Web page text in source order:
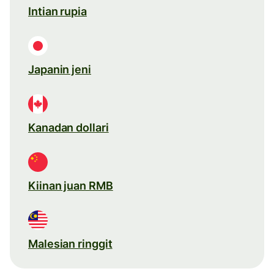
Intian rupia
Japanin jeni
Kanadan dollari
Kiinan juan RMB
Malesian ringgit